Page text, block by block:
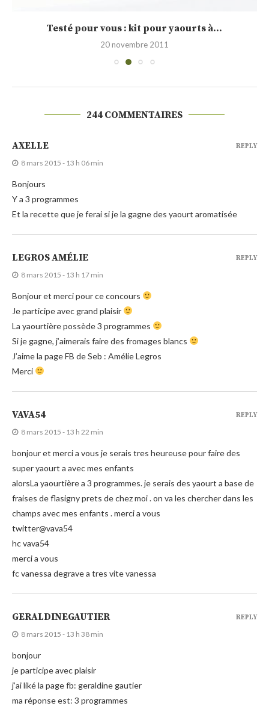
Testé pour vous : kit pour yaourts à...
20 novembre 2011
244 COMMENTAIRES
AXELLE
8 mars 2015 - 13 h 06 min
Bonjours
Y a 3 programmes
Et la recette que je ferai si je la gagne des yaourt aromatisée
REPLY
LEGROS AMÉLIE
8 mars 2015 - 13 h 17 min
Bonjour et merci pour ce concours
Je participe avec grand plaisir
La yaourtière possède 3 programmes
Si je gagne, j’aimerais faire des fromages blancs
J’aime la page FB de Seb : Amélie Legros
Merci
REPLY
VAVA54
8 mars 2015 - 13 h 22 min
bonjour et merci a vous je serais tres heureuse pour faire des
super yaourt a avec mes enfants
alorsLa yaourtière a 3 programmes. je serais des yaourt a base de
fraises de flasigny prets de chez moi . on va les chercher dans les
champs avec mes enfants . merci a vous
twitter@vava54
hc vava54
merci a vous
fc vanessa degrave a tres vite vanessa
REPLY
GERALDINEGAUTIER
8 mars 2015 - 13 h 38 min
bonjour
je participe avec plaisir
j’ai liké la page fb: geraldine gautier
ma réponse est: 3 programmes
REPLY